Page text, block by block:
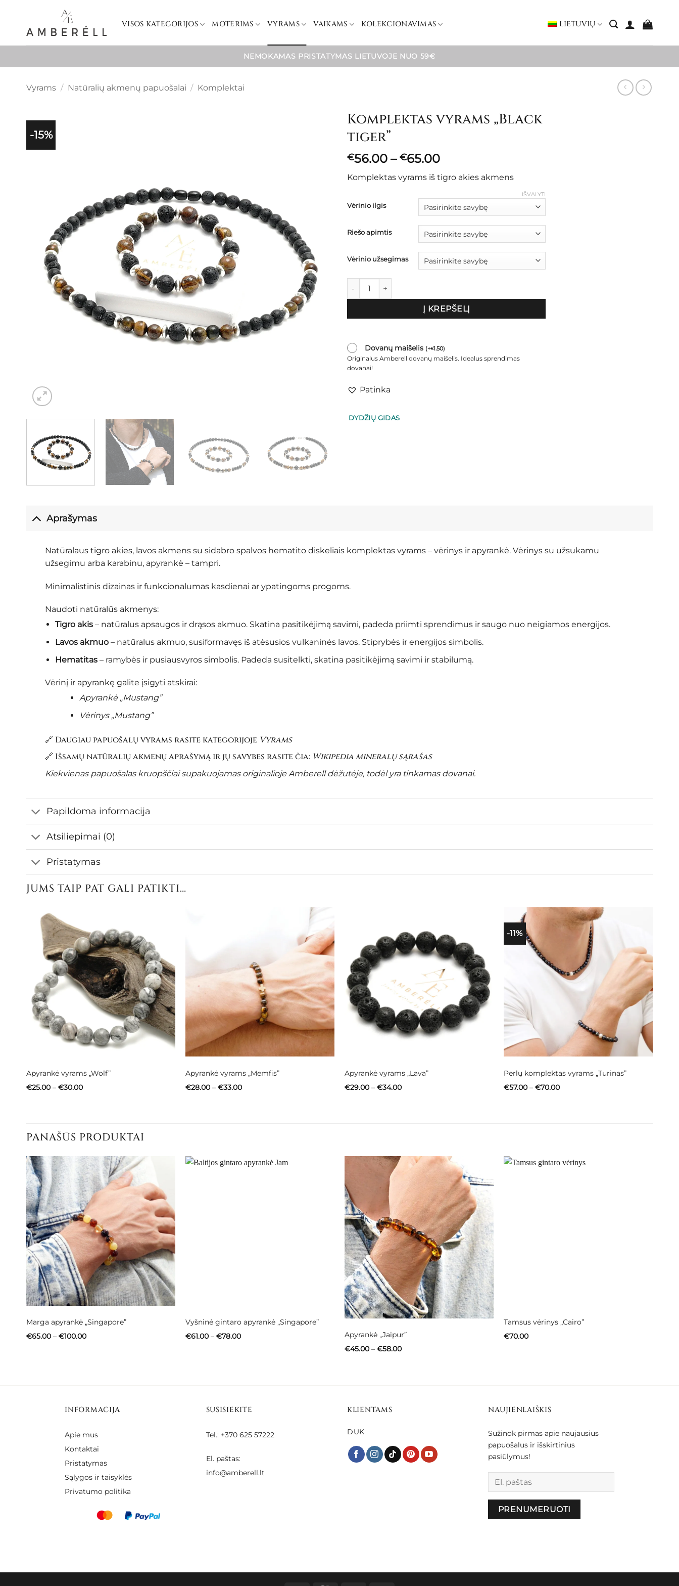
content
VISOS KATEGORIJOS MOTERIMS VYRAMS VAIKAMS KOLEKCIONAVIMAS LIETUVIŲ
NEMOKAMAS PRISTATYMAS LIETUVOJE NUO 59€
Vyrams / Natūralių akmenų papuošalai / Komplektai
-15%
Komplektas vyrams „Black
tiger”
€56.00 – €65.00Price
€56.00
€65.00
Komplektas vyrams iš tigro akies akmens
Vėrinio ilgis
Riešo apimtis
Vėrinio užsegimas
IŠVALYTI
produkto kiekis: Komplektas vyrams „Black tiger"
Į KREPŠELĮ
Dovanų maišelis (+€1.50)
Originalus Amberell dovanų maišelis. Idealus sprendimas
dovanai!
Patinka
DYDŽIŲ GIDAS
Aprašymas
Natūralaus tigro akies, lavos akmens su sidabro spalvos hematito diskeliais komplektas vyrams – vėrinys ir apyrankė. Vėrinys su užsukamu
užsegimu arba karabinu, apyrankė – tampri.
Minimalistinis dizainas ir funkcionalumas kasdienai ar ypatingoms progoms.
Naudoti natūralūs akmenys:
Tigro akis– natūralus apsaugos ir drąsos akmuo. Skatina pasitikėjimą savimi, padeda priimti sprendimus ir saugo nuo neigiamos energijos.
Lavos akmuo– natūralus akmuo, susiformavęs iš atėsusios vulkaninės lavos. Stiprybės ir energijos simbolis.
Hematitas– ramybės ir pusiausvyros simbolis. Padeda susitelkti, skatina pasitikėjimą savimi ir stabilumą.
Vėrinį ir apyrankę galite įsigyti atskirai:
Apyrankė „Mustang”
Vėrinys „Mustang”
🔗 Daugiau papuošalų vyrams rasite kategorijoje Vyrams
🔗 Išsamų natūralių akmenų aprašymą ir jų savybes rasite čia: Wikipedia mineralų sąrašas
Kiekvienas papuošalas kruopščiai supakuojamas originalioje Amberell dėžutėje, todėl yra tinkamas dovanai.
Papildoma informacija
Atsiliepimai (0)
Pristatymas
JUMS TAIP PAT GALI PATIKTI…
Apyrankė vyrams „Wolf”
€25.00 – €30.00Price
Apyrankė vyrams „Memfis”
€28.00 – €33.00Price
Apyrankė vyrams „Lava”
€29.00 – €34.00Price
-11%
Perlų komplektas vyrams „Turinas”
€57.00 – €70.00Price
PANAŠŪS PRODUKTAI
Marga apyrankė „Singapore”
€65.00 – €100.00Price
Vyšninė gintaro apyrankė „Singapore”
€61.00 – €78.00Price
Neturime
Apyrankė „Jaipur”
€45.00 – €58.00Price
Tamsus vėrinys „Cairo”
€70.00
INFORMACIJA
Apie mus
Kontaktai
Pristatymas
Sąlygos ir taisyklės
Privatumo politika
SUSISIEKITE
Tel.: +370 625 57222
El. paštas:
info@amberell.lt
KLIENTAMS
DUK
NAUJIENLAIŠKIS
Sužinok pirmas apie naujausius
papuošalus ir išskirtinius
pasiūlymus!
Palikite šį lauką tuščią.